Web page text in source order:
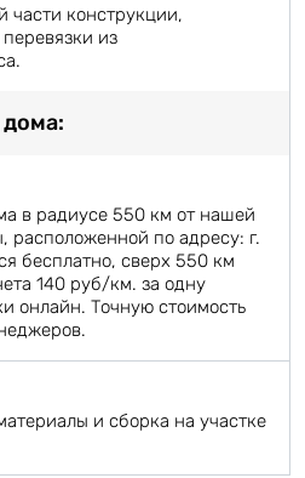
части конструкции,
из
дома:
в радиусе 550 км от нашей
расположенной по адресу: г.
бесплатно, сверх 550 км
140 руб/км. за одну
онлайн. Точную стоимость
и сборка на участке